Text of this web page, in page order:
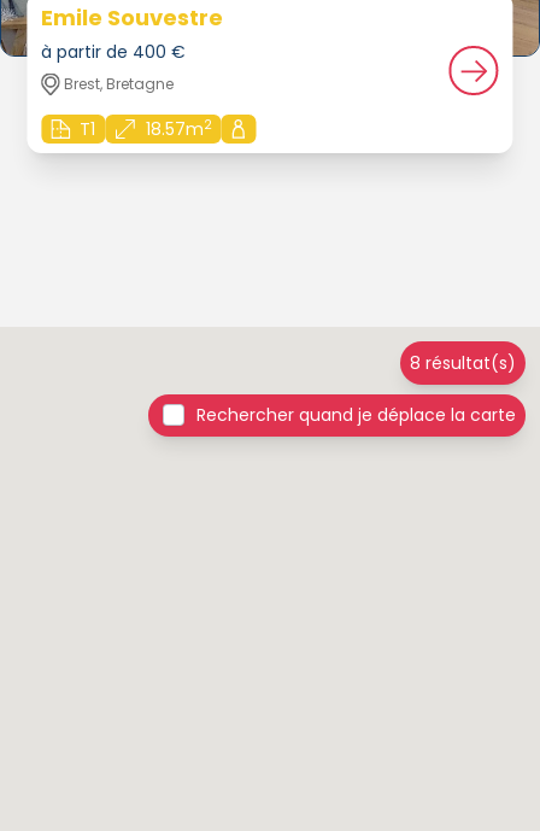
Emile Souvestre
à partir de 400 €
Brest, Bretagne
T1 18.57m2
8 résultat(s)
Rechercher quand je déplace la carte